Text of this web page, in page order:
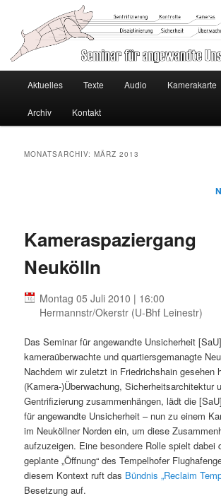
Seminar für angewandte
Unsicherheit [SaU]
Zum
primären
Zum
sekundären
Aktuelles Texte Audio Kamerakarte
Archiv Kontakt
MONATSARCHIV:MÄRZ 2013
Kameraspaziergang
Neukölln
Montag 05 Juli 2010 | 16:00
Hermannstr/Okerstr (U-Bhf Leinestr)
Das Seminar für angewandte Unsicherheit
kameraüberwachte und quartiersgemanagte
Nachdem wir zuletzt in Friedrichshain gesehen
(Kamera-)Überwachung, Sicherheitsarchitektur
Gentrifizierung zusammenhängen, lädt die
für angewandte Unsicherheit – nun zu einem
im Neuköllner Norden ein, um diese
aufzuzeigen. Eine besondere Rolle spielt dabei
geplante „Öffnung“ des Tempelhofer
diesem Kontext ruft das Bündnis „Reclaim
Besetzung auf.